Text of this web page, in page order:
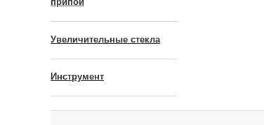
Увеличительные стекла
Инструмент